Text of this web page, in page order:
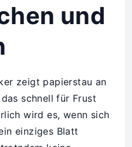
und
zeigt papierstau an
schnell für Frust
wird es, wenn sich
einziges Blatt